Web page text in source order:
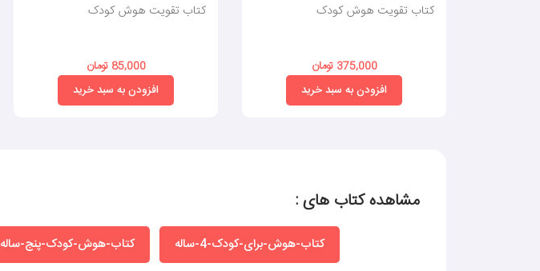
کتاب تقویت هوش کودک
375,000 تومان
افزودن به سبد خرید
کتاب تقویت هوش کودک
85,000 تومان
افزودن به سبد خرید
مشاهده کتاب های :
کتاب-هوش-برای-کودک-4-ساله کتاب-هوش-کودک-پنج-ساله